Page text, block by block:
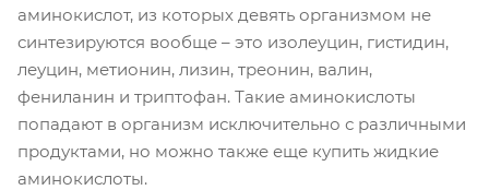
аминокислот, из которых девять организмом не
синтезируются вообще – это изолеуцин, гистидин,
леуцин, метионин, лизин, треонин, валин,
фениланин и триптофан. Такие аминокислоты
попадают в организм исключительно с различными
продуктами, но можно также еще купить жидкие
аминокислоты.